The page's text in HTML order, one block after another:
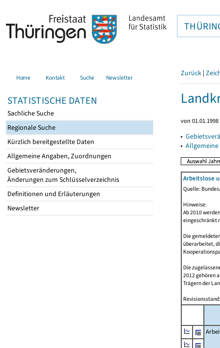
Home Kontakt Suche Newsletter
STATISTISCHE DATEN
Sachliche Suche
Regionale Suche
Kürzlich bereitgestellte Daten
Allgemeine Angaben, Zuordnungen
Gebietsveränderungen,
Änderungen zum Schlüsselverzeichnis
Definitionen und Erläuterungen
Newsletter
Zurück |
von
▸
▸
Arbeitslose
Quelle:
Hinweise:
Ab 2010
eingeschränkt
Die
überarbeitet,
Die
2012 gehören
Trägern der